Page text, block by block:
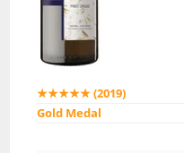
★★★★★ (2019)
Gold Medal